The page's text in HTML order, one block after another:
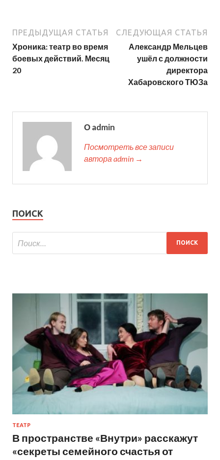
ПРЕДЫДУЩАЯ СТАТЬЯ
Хроника: театр во время
боевых действий. Месяц
20
СЛЕДУЮЩАЯ СТАТЬЯ
Александр Мельцев
ушёл с должности
директора
Хабаровского ТЮЗа
О admin
Посмотреть все записи
автора admin →
ПОИСК
ТЕАТР
В пространстве «Внутри» расскажут
«секреты семейного счастья от